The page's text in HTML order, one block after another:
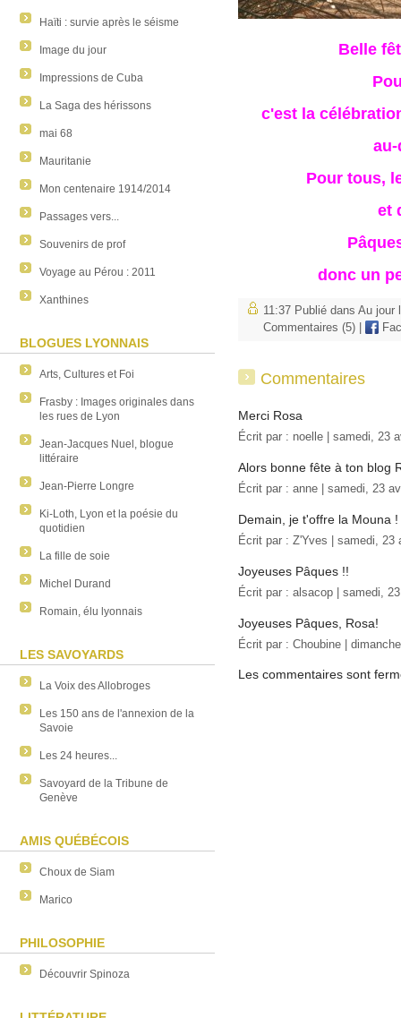
Haïti : survie après le séisme
Image du jour
Impressions de Cuba
La Saga des hérissons
mai 68
Mauritanie
Mon centenaire 1914/2014
Passages vers...
Souvenirs de prof
Voyage au Pérou : 2011
Xanthines
BLOGUES LYONNAIS
Arts, Cultures et Foi
Frasby : Images originales dans
les rues de Lyon
Jean-Jacques Nuel, blogue
littéraire
Jean-Pierre Longre
Ki-Loth, Lyon et la poésie du
quotidien
La fille de soie
Michel Durand
Romain, élu lyonnais
LES SAVOYARDS
La Voix des Allobroges
Les 150 ans de l'annexion de la
Savoie
Les 24 heures...
Savoyard de la Tribune de
Genève
AMIS QUÉBÉCOIS
Choux de Siam
Marico
PHILOSOPHIE
Découvrir Spinoza
Belle
c'est la
Pour tous,
et
donc un
11:37 Publié dans Au jour
Commentaires (5)
Commentaires
Merci Rosa
Écrit par : noelle | samedi, 23
Alors bonne fête à ton blog
Écrit par : anne | samedi, 23
Demain, je t'offre la Mouna !
Écrit par : Z'Yves | samedi, 23
Joyeuses Pâques !!
Écrit par : alsacop | samedi,
Joyeuses Pâques, Rosa!
Écrit par : Choubine |
Les commentaires sont